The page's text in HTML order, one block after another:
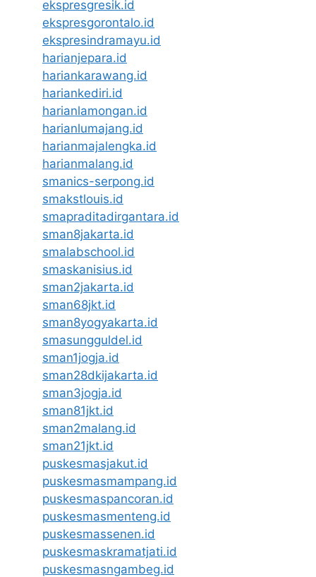
ekspresgresik.id
ekspresgorontalo.id
ekspresindramayu.id
harianjepara.id
hariankarawang.id
hariankediri.id
harianlamongan.id
harianlumajang.id
harianmajalengka.id
harianmalang.id
smanics-serpong.id
smakstlouis.id
smapraditadirgantara.id
sman8jakarta.id
smalabschool.id
smaskanisius.id
sman2jakarta.id
sman68jkt.id
sman8yogyakarta.id
smasungguldel.id
sman1jogja.id
sman28dkijakarta.id
sman3jogja.id
sman81jkt.id
sman2malang.id
sman21jkt.id
puskesmasjakut.id
puskesmasmampang.id
puskesmaspancoran.id
puskesmasmenteng.id
puskesmassenen.id
puskesmaskramatjati.id
puskesmasngambeg.id